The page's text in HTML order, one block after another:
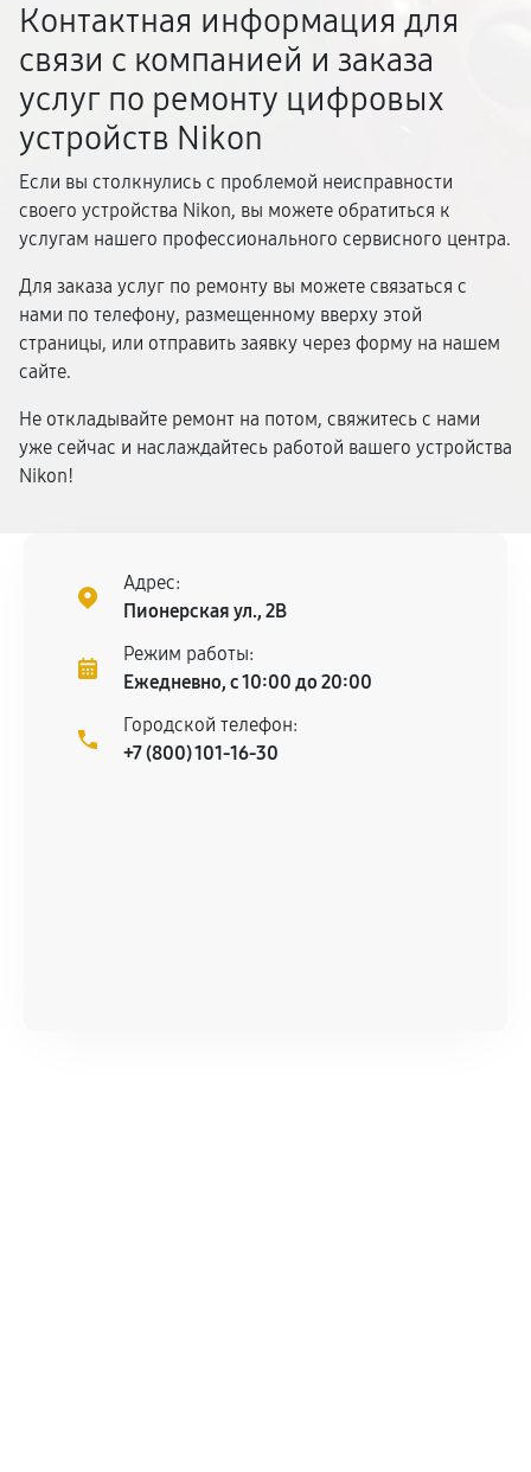
Контактная информация для
связи с компанией и заказа
услуг по ремонту цифровых
устройств Nikon
Если вы столкнулись с проблемой неисправности
своего устройства Nikon, вы можете обратиться к
услугам нашего профессионального сервисного центра.
Для заказа услуг по ремонту вы можете связаться с
нами по телефону, размещенному вверху этой
страницы, или отправить заявку через форму на нашем
сайте.
Не откладывайте ремонт на потом, свяжитесь с нами
уже сейчас и наслаждайтесь работой вашего устройства
Nikon!
Адрес:
Пионерская ул., 2В
Режим работы:
Ежедневно, с 10:00 до 20:00
Городской телефон:
+7 (800) 101-16-30